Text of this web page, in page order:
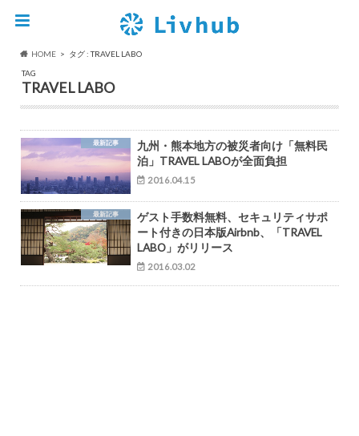
HOME
タグ : TRAVEL LABO
TAG
TRAVEL LABO
最新記事
九州・熊本地方の被災者向け「無料民
泊」TRAVEL LABOが全面負担
2016.04.15
最新記事
ゲスト手数料無料、セキュリティサポ
ート付きの日本版Airbnb、「TRAVEL
LABO」がリリース
2016.03.02